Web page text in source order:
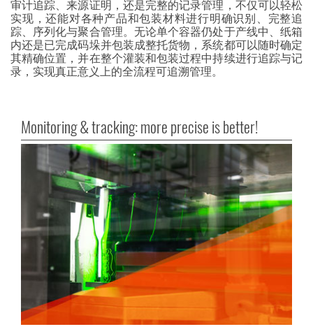
审计追踪、来源证明，还是完整的记录管理，不仅可以轻松
实现，还能对各种产品和包装材料进行明确识别、完整追
踪、序列化与聚合管理。无论单个容器仍处于产线中、纸箱
内还是已完成码垛并包装成整托货物，系统都可以随时确定
其精确位置，并在整个灌装和包装过程中持续进行追踪与记
录，实现真正意义上的全流程可追溯管理。
Monitoring & tracking: more precise is better!